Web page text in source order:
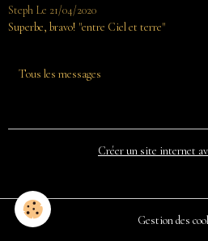
Steph Le 21/04/2020
Superbe, bravo! "entre Ciel et terre"
Tous les messages
Créer un site internet
Gestion des